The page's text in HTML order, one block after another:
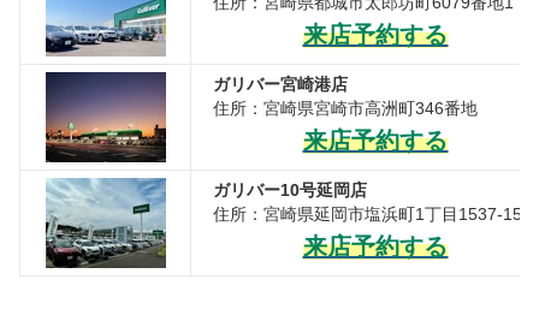
来店予約する
ガリバー宮崎港店
住所：宮崎県宮崎市高洲町346番地
来店予約する
ガリバー10号延岡店
住所：宮崎県延岡市塩浜町1丁目1537-15
来店予約する